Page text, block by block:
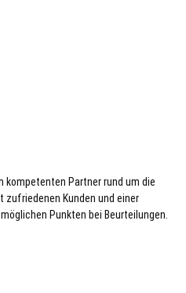
kompetenten Partner rund um die
zufriedenen Kunden und einer
Punkten bei Beurteilungen.